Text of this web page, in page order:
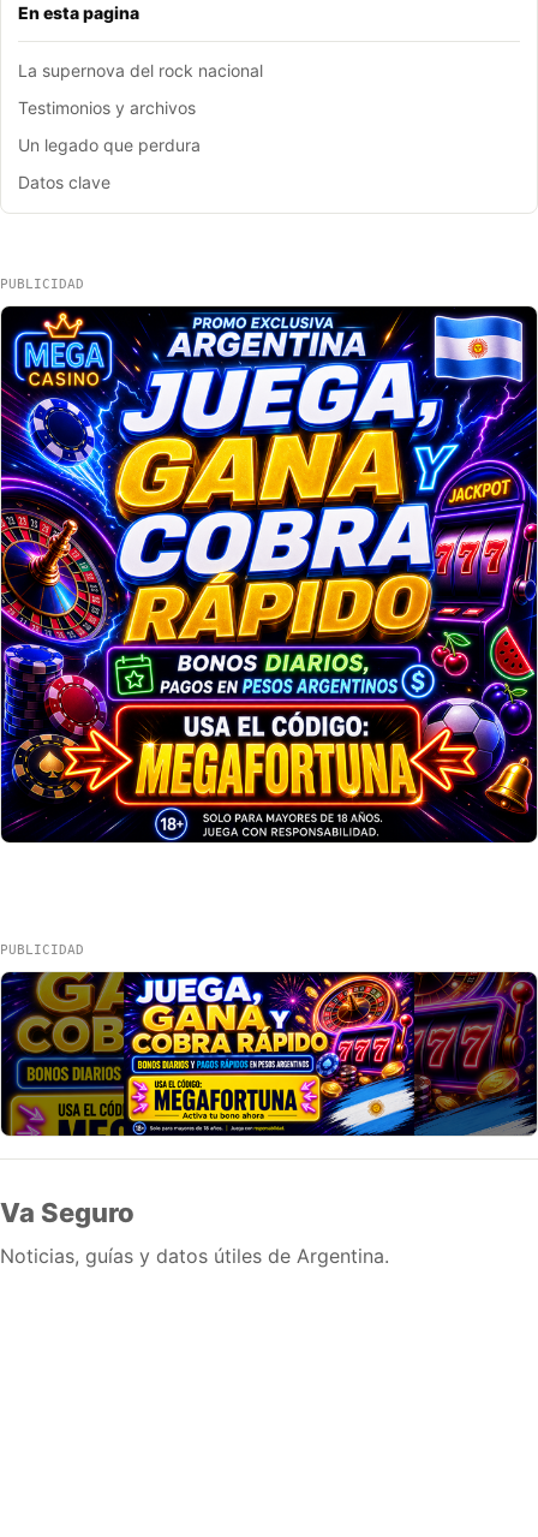
En esta pagina
La supernova del rock nacional
Testimonios y archivos
Un legado que perdura
Datos clave
PUBLICIDAD
PUBLICIDAD
Va Seguro
Noticias, guías y datos útiles de Argentina.